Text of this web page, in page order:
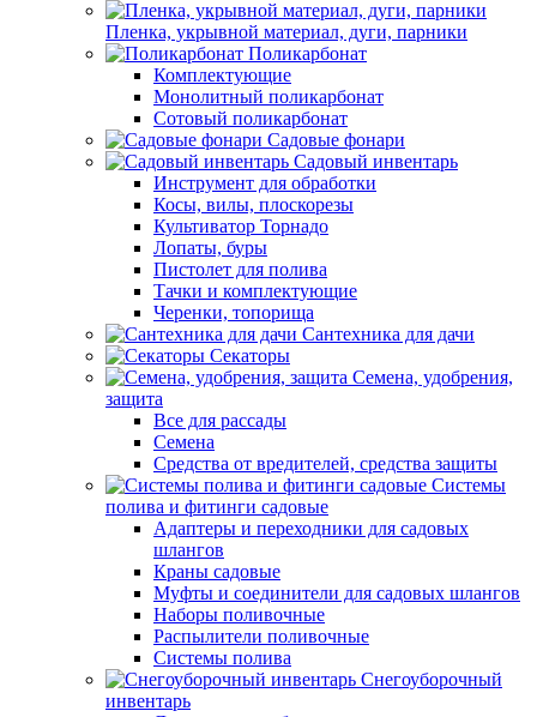
Пленка, укрывной материал, дуги, парники
Поликарбонат
Комплектующие
Монолитный поликарбонат
Сотовый поликарбонат
Садовые фонари
Садовый инвентарь
Инструмент для обработки
Косы, вилы, плоскорезы
Культиватор Торнадо
Лопаты, буры
Пистолет для полива
Тачки и комплектующие
Черенки, топорища
Сантехника для дачи
Секаторы
Семена, удобрения,
защита
Все для рассады
Семена
Средства от вредителей, средства защиты
Системы
полива и фитинги садовые
Адаптеры и переходники для садовых
шлангов
Краны садовые
Муфты и соединители для садовых шлангов
Наборы поливочные
Распылители поливочные
Системы полива
Снегоуборочный
инвентарь